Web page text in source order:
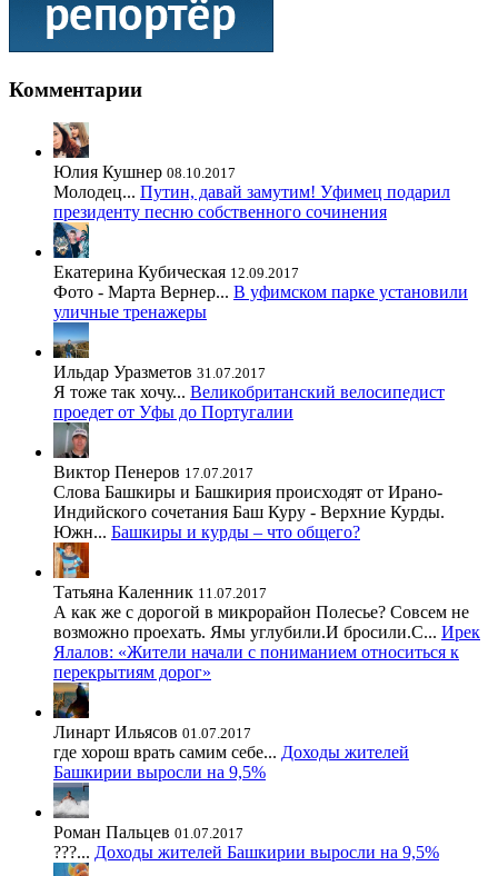
Комментарии
Юлия Кушнер 08.10.2017
Молодец... Путин, давай замутим! Уфимец подарил
президенту песню собственного сочинения
Екатерина Кубическая 12.09.2017
Фото - Марта Вернер... В уфимском парке установили
уличные тренажеры
Ильдар Уразметов 31.07.2017
Я тоже так хочу... Великобританский велосипедист
проедет от Уфы до Португалии
Виктор Пенеров 17.07.2017
Слова Башкиры и Башкирия происходят от Ирано-
Индийского сочетания Баш Куру - Верхние Курды.
Южн... Башкиры и курды – что общего?
Татьяна Каленник 11.07.2017
А как же с дорогой в микрорайон Полесье? Совсем не
возможно проехать. Ямы углубили.И бросили.С... Ирек
Ялалов: «Жители начали с пониманием относиться к
перекрытиям дорог»
Линарт Ильясов 01.07.2017
где хорош врать самим себе... Доходы жителей
Башкирии выросли на 9,5%
Роман Пальцев 01.07.2017
???... Доходы жителей Башкирии выросли на 9,5%